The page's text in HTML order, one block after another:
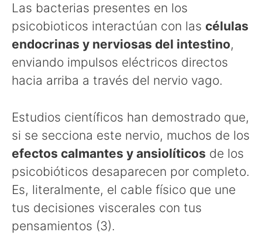
Las bacterias presentes en los
psicobioticos interactúan con las células
endocrinas y nerviosas del intestino,
enviando impulsos eléctricos directos
hacia arriba a través del nervio vago.
Estudios científicos han demostrado que,
si se secciona este nervio, muchos de los
efectos calmantes y ansiolíticos de los
psicobióticos desaparecen por completo.
Es, literalmente, el cable físico que une
tus decisiones viscerales con tus
pensamientos (3).